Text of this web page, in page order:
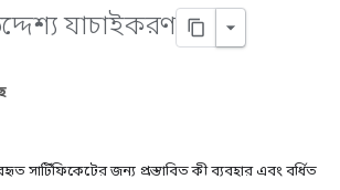
যাচাইকরণ
সার্টিফিকেটের জন্য প্রস্তাবিত কী ব্যবহার এবং বর্ধিত